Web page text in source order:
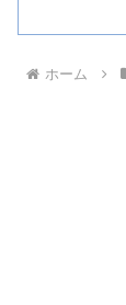
ホーム